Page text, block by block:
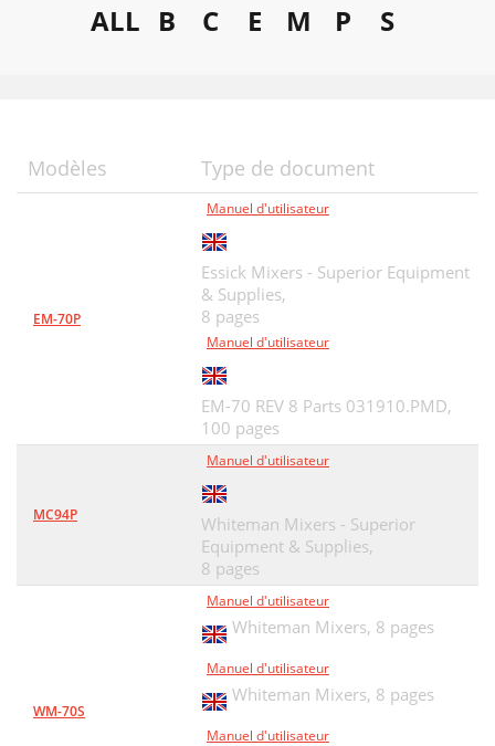
ALL B C E M P S
Modèles Type de document
EM-70P
Manuel d'utilisateur
Essick Mixers - Superior Equipment
& Supplies,
8 pages
Manuel d'utilisateur
EM-70 REV 8 Parts 031910.PMD,
100 pages
MC94P
Manuel d'utilisateur
Whiteman Mixers - Superior
Equipment & Supplies,
8 pages
WM-70S
Manuel d'utilisateur
Whiteman Mixers, 8 pages
Manuel d'utilisateur
Whiteman Mixers, 8 pages
Manuel d'utilisateur